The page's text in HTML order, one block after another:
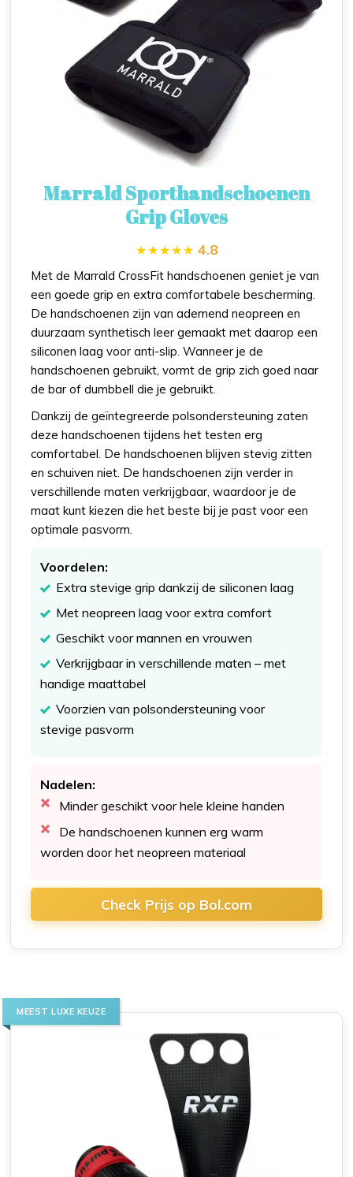
Marrald Sporthandschoenen
Grip Gloves
4.8
Met de Marrald CrossFit handschoenen geniet je van
een goede grip en extra comfortabele bescherming.
De handschoenen zijn van ademend neopreen en
duurzaam synthetisch leer gemaakt met daarop een
siliconen laag voor anti-slip. Wanneer je de
handschoenen gebruikt, vormt de grip zich goed naar
de bar of dumbbell die je gebruikt.
Dankzij de geïntegreerde polsondersteuning zaten
deze handschoenen tijdens het testen erg
comfortabel. De handschoenen blijven stevig zitten
en schuiven niet. De handschoenen zijn verder in
verschillende maten verkrijgbaar, waardoor je de
maat kunt kiezen die het beste bij je past voor een
optimale pasvorm.
Voordelen:
Extra stevige grip dankzij de siliconen laag
Met neopreen laag voor extra comfort
Geschikt voor mannen en vrouwen
Verkrijgbaar in verschillende maten – met
handige maattabel
Voorzien van polsondersteuning voor
stevige pasvorm
Nadelen:
Minder geschikt voor hele kleine handen
De handschoenen kunnen erg warm
worden door het neopreen materiaal
Check Prijs op Bol.com
MEEST LUXE KEUZE